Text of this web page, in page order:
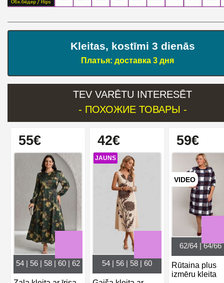
Kleitas, kostīmi 3 dienās
Платья: доставка 3 дня
TEV VARĒTU INTERESĒT
- ПОХОЖИЕ ТОВАРЫ -
55€
54 | 56 | 58 | 60 | 62
42€
JAUNS
54 | 56 | 58 | 60
59€
VIDEO
62/64 | 64/66
Rūtaina plus
izmēru kleita